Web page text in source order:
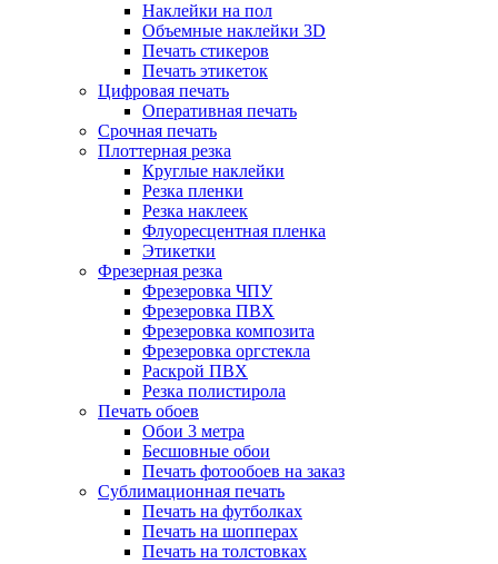
Наклейки на пол
Объемные наклейки 3D
Печать стикеров
Печать этикеток
Цифровая печать
Оперативная печать
Срочная печать
Плоттерная резка
Круглые наклейки
Резка пленки
Резка наклеек
Флуоресцентная пленка
Этикетки
Фрезерная резка
Фрезеровка ЧПУ
Фрезеровка ПВХ
Фрезеровка композита
Фрезеровка оргстекла
Раскрой ПВХ
Резка полистирола
Печать обоев
Обои 3 метра
Бесшовные обои
Печать фотообоев на заказ
Сублимационная печать
Печать на футболках
Печать на шопперах
Печать на толстовках